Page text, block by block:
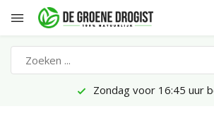
Zondag voor 16:45 uur besteld,